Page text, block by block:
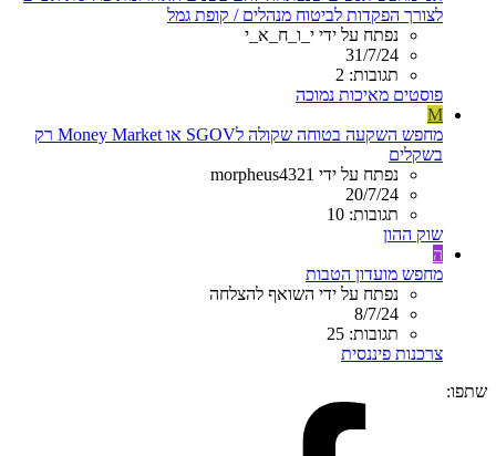
לצורך הפקדות לביטוח מנהלים / קופת גמל
נפתח על ידי י_ו_ח_א_י
31/7/24
תגובות: 2
פוסטים מאיכות נמוכה
M
מחפש השקעה בטוחה שקולה לSGOV או Money Market רק
בשקלים
נפתח על ידי morpheus4321
20/7/24
תגובות: 10
שוק ההון
ה
מחפש מועדון הטבות
נפתח על ידי השואף להצלחה
8/7/24
תגובות: 25
צרכנות פיננסית
שתפו: